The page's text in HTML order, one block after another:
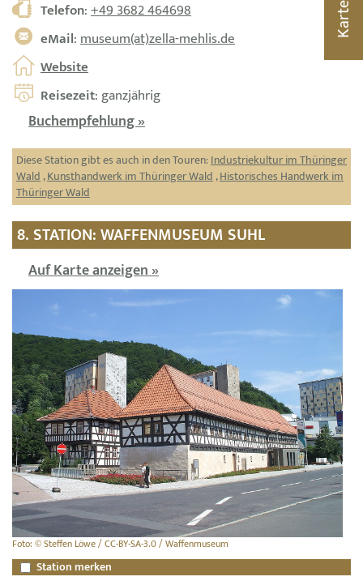
Telefon:+49 3682 464698
eMail:museum(at)zella-mehlis.de
Website
Reisezeit: ganzjährig
Buchempfehlung »
Diese Station gibt es auch in den Touren:Industriekultur im Thüringer
Wald,Kunsthandwerk im Thüringer Wald,Historisches Handwerk im
Thüringer Wald
8. STATION: WAFFENMUSEUM SUHL
Auf Karte anzeigen »
Foto: © Steffen Löwe / CC-BY-SA-3.0 / Waffenmuseum
Station merken
Karte